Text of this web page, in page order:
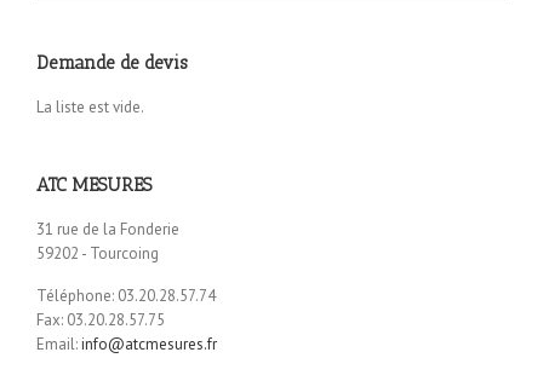
Demande de devis
La liste est vide.
ATC MESURES
31 rue de la Fonderie
59202 - Tourcoing
Téléphone: 03.20.28.57.74
Fax: 03.20.28.57.75
Email:info@atcmesures.fr